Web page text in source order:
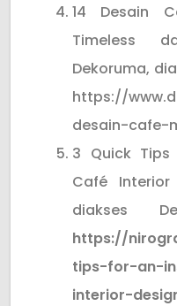
14 Desain
Timeless
Dekoruma,
https://
desain-cafe-
3 Quick
Café
diakses
https://
tips-for-an-
interior-